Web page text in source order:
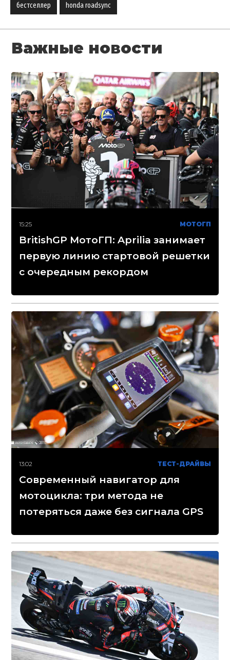
бестселлер honda roadsync
Важные новости
15:25 МОТОГП
BritishGP МотоГП: Aprilia занимает
первую линию стартовой решетки
с очередным рекордом
13:02 ТЕСТ-ДРАЙВЫ
Современный навигатор для
мотоцикла: три метода не
потеряться даже без сигнала GPS